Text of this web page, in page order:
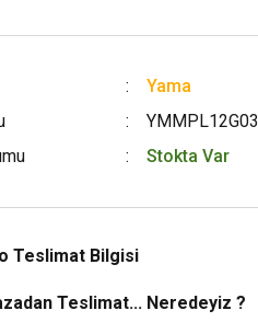
Yama
YMMPL12G03
Stokta Var
Teslimat Bilgisi
Teslimat... Neredeyiz ?